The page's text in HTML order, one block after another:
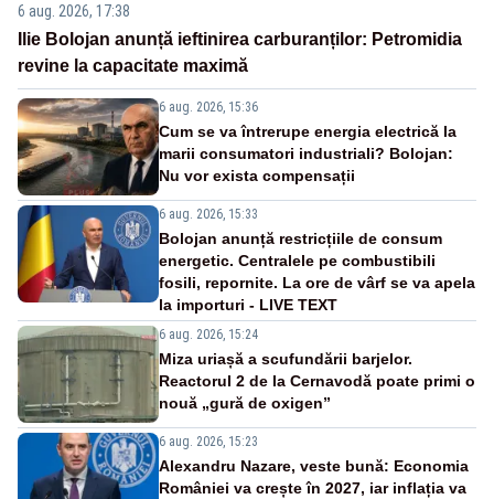
6 aug. 2026, 17:38
Ilie Bolojan anunță ieftinirea carburanților: Petromidia
revine la capacitate maximă
6 aug. 2026, 15:36
Cum se va întrerupe energia electrică la
marii consumatori industriali? Bolojan:
Nu vor exista compensații
6 aug. 2026, 15:33
Bolojan anunță restricțiile de consum
energetic. Centralele pe combustibili
fosili, repornite. La ore de vârf se va apela
la importuri - LIVE TEXT
6 aug. 2026, 15:24
Miza uriașă a scufundării barjelor.
Reactorul 2 de la Cernavodă poate primi o
nouă „gură de oxigen”
6 aug. 2026, 15:23
Alexandru Nazare, veste bună: Economia
României va crește în 2027, iar inflația va